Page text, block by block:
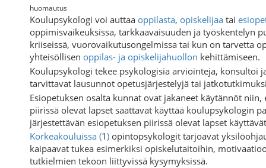
huomautus
Koulupsykologi voi auttaa oppilasta, opiskelijaa tai
oppimisvaikeuksissa, tarkkaavaisuuden ja työskentelyn
kriiseissä, vuorovaikutusongelmissa tai kun on tarvetta
yhteisöllisen oppilas- ja opiskelijahuollon kehittämiseen.
Koulupsykologi tekee psykologisia arviointeja, konsultoi
tarvittavat lausunnot opetusjärjestelyjä tai
Esiopetuksen osalta kunnat ovat jakaneet käytännöt
piirissä olevat lapset saattavat käyttää koulupsykologin
järjestettävän esiopetuksen piirissä olevat lapset
Korkeakouluissa (1) opintopsykologit tarjoavat
kaipaavat tukea esimerkiksi opiskelutaitoihin,
tutkielmien tekoon liittyvissä kysymyksissä.